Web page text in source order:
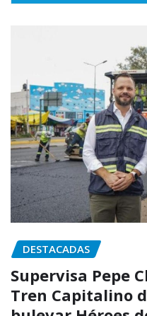
DESTACADAS
Supervisa Pepe
Tren Capitalino